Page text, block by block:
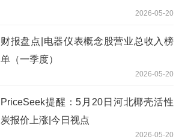
2026-05-20
财报盘点|电器仪表概念股营业总收入榜
单（一季度）
2026-05-20
PriceSeek提醒：5月20日河北椰壳活性
炭报价上涨|今日视点
2026-05-20